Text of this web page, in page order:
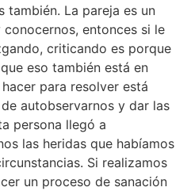
también. La pareja es un
entonces si le
criticando es porque
eso también está en
para resolver está
autobservarnos y dar las
persona llegó a
las heridas que habíamos
Si realizamos
un proceso de sanación